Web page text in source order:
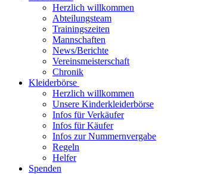
Herzlich willkommen
Abteilungsteam
Trainingszeiten
Mannschaften
News/Berichte
Vereinsmeisterschaft
Chronik
Kleiderbörse
Herzlich willkommen
Unsere Kinderkleiderbörse
Infos für Verkäufer
Infos für Käufer
Infos zur Nummernvergabe
Regeln
Helfer
Spenden